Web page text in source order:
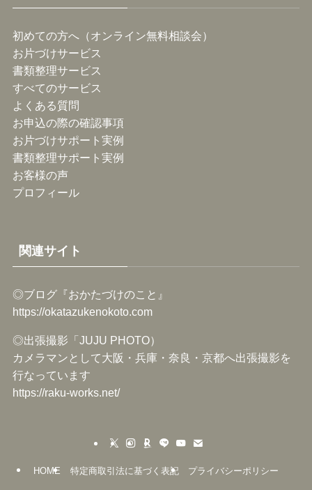
初めての方へ（オンライン無料相談会）
お片づけサービス
書類整理サービス
すべてのサービス
よくある質問
お申込の際の確認事項
お片づけサポート実例
書類整理サポート実例
お客様の声
プロフィール
関連サイト
◎ブログ『おかたづけのこと』
https://okatazukenokoto.com
◎出張撮影「JUJU PHOTO）
カメラマンとして大阪・兵庫・奈良・京都へ出張撮影を
行なっています
https://raku-works.net/
HOME 特定商取引法に基づく表記 プライバシーポリシー